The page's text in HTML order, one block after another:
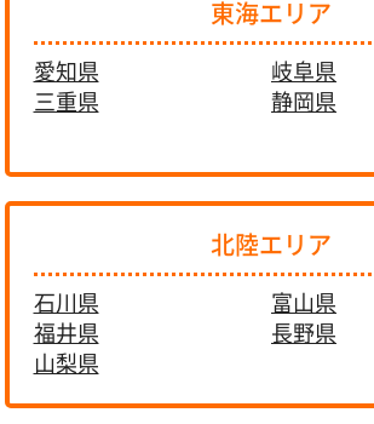
東海エリア
愛知県
岐阜県
三重県
静岡県
北陸エリア
石川県
富山県
福井県
長野県
山梨県